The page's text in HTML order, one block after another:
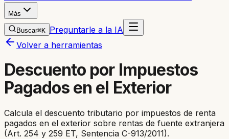
Más
Buscar⌘K Preguntarle a la IA
Volver a herramientas
Descuento por Impuestos
Pagados en el Exterior
Calcula el descuento tributario por impuestos de renta
pagados en el exterior sobre rentas de fuente extranjera
(Art. 254 y 259 ET, Sentencia C-913/2011).